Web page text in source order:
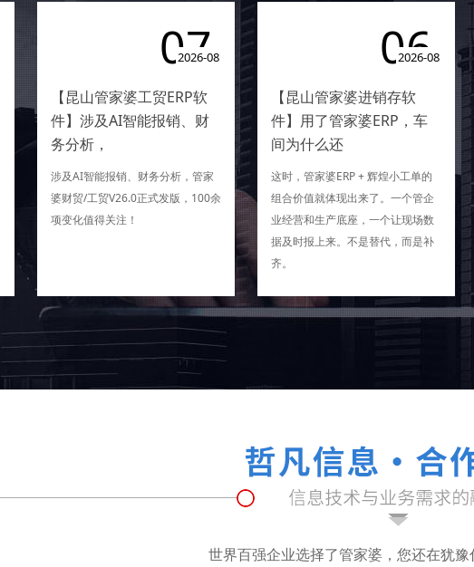
07
2026-08
【昆山管家婆工贸ERP软
件】涉及AI智能报销、财
务分析，
涉及AI智能报销、财务分析，管家
婆财贸/工贸V26.0正式发版，100余
项变化值得关注！
06
2026-08
【昆山管家婆进销存软
件】用了管家婆ERP，车
间为什么还
这时，管家婆ERP + 辉煌小工单的
组合价值就体现出来了。一个管企
业经营和生产底座，一个让现场数
据及时报上来。不是替代，而是补
齐。
世界百强企业选择了管家婆，您还在犹豫